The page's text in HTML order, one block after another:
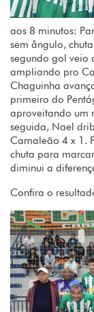
aos 8 minutos:
sem ângulo,
segundo gol veio
ampliando pro
Chaguinha
primeiro do
aproveitando um
seguida, Nael
Camaleão 4 x 1.
chuta para
diminui a
Confira o